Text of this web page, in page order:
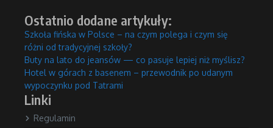
Ostatnio dodane artykuły:
Szkoła fińska w Polsce – na czym polega i czym się
różni od tradycyjnej szkoły?
Buty na lato do jeansów — co pasuje lepiej niż myślisz?
Hotel w górach z basenem – przewodnik po udanym
wypoczynku pod Tatrami
Linki
Regulamin